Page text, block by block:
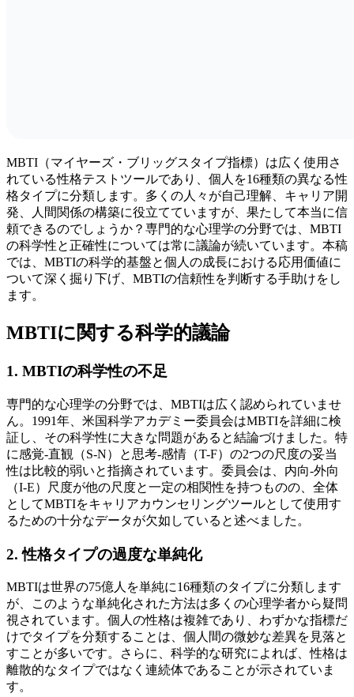
MBTI（マイヤーズ・ブリッグスタイプ指標）は広く使用さ
れている性格テストツールであり、個人を16種類の異なる性
格タイプに分類します。多くの人々が自己理解、キャリア開
発、人間関係の構築に役立てていますが、果たして本当に信
頼できるのでしょうか？専門的な心理学の分野では、MBTI
の科学性と正確性については常に議論が続いています。本稿
では、MBTIの科学的基盤と個人の成長における応用価値に
ついて深く掘り下げ、MBTIの信頼性を判断する手助けをし
ます。
MBTIに関する科学的議論
1. MBTIの科学性の不足
専門的な心理学の分野では、MBTIは広く認められていませ
ん。1991年、米国科学アカデミー委員会はMBTIを詳細に検
証し、その科学性に大きな問題があると結論づけました。特
に感覚-直観（S-N）と思考-感情（T-F）の2つの尺度の妥当
性は比較的弱いと指摘されています。委員会は、内向-外向
（I-E）尺度が他の尺度と一定の相関性を持つものの、全体
としてMBTIをキャリアカウンセリングツールとして使用す
るための十分なデータが欠如していると述べました。
2. 性格タイプの過度な単純化
MBTIは世界の75億人を単純に16種類のタイプに分類します
が、このような単純化された方法は多くの心理学者から疑問
視されています。個人の性格は複雑であり、わずかな指標だ
けでタイプを分類することは、個人間の微妙な差異を見落と
すことが多いです。さらに、科学的な研究によれば、性格は
離散的なタイプではなく連続体であることが示されていま
す。